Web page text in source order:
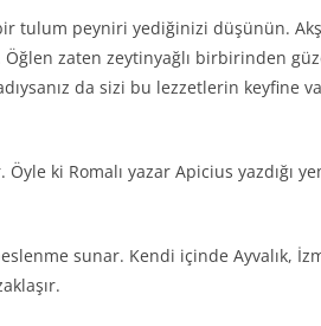
bir tulum peyniri yediğinizi düşünün.
Öğlen zaten zeytinyağlı birbirinden
da sizi bu lezzetlerin keyfine
ki Romalı yazar Apicius yazdığı
sunar. Kendi içinde Ayvalık,